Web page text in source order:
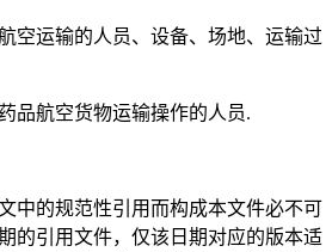
空运输的人员、设备、场地、运输过
品航空货物运输操作的人员.
中的规范性引用而构成本文件必不可
的引用文件，仅该日期对应的版本适